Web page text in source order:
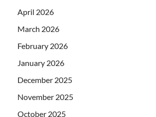
April 2026
March 2026
February 2026
January 2026
December 2025
November 2025
October 2025